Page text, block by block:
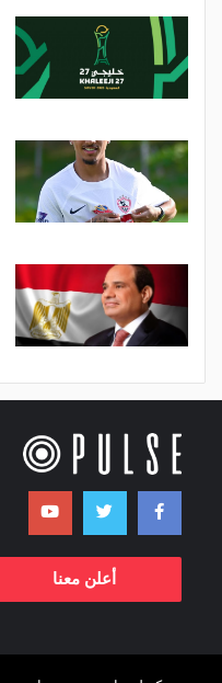
أعلن معنا